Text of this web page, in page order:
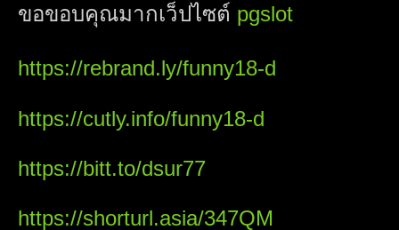
ขอขอบคุณมากเว็ปไซต์ pgslot
https://rebrand.ly/funny18-d
https://cutly.info/funny18-d
https://bitt.to/dsur77
https://shorturl.asia/347QM